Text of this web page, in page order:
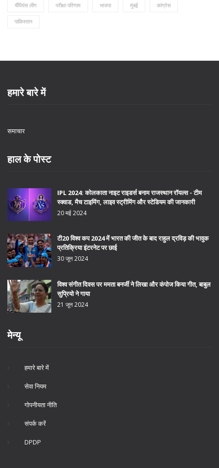
चैंपियंस लीग परीक्षा परिणाम भाजपा मुंबई कांग्रेस
पाकिस्तान
हमारे बारे में
समाचार
हाल के पोस्ट
IPL 2024: कोलकाता नाइट राइडर्स बनाम राजस्थान रॉयल्स - टीम
स्क्वाड, मैच टाइमिंग, लाइव स्ट्रीमिंग और स्टेडियम की जानकारी
20 मई 2024
टी20 विश्व कप 2024 में भारत की जीत के बाद राहुल द्रविड़ की भावुक
प्रतिक्रिया इंटरनेट पर छाई
30 जून 2024
विश्व संगीत दिवस पर ममता बनर्जी ने लिखा और कंपोज किया गीत, बाबुल
सुप्रियो ने गाया
21 जून 2024
मेन्यू
हमारे बारे में
सेवा नियम
गोपनीयता नीति
संपर्क करें
DPDP